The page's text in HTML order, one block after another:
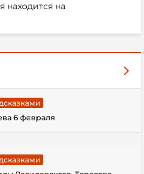
находится на
6 февраля